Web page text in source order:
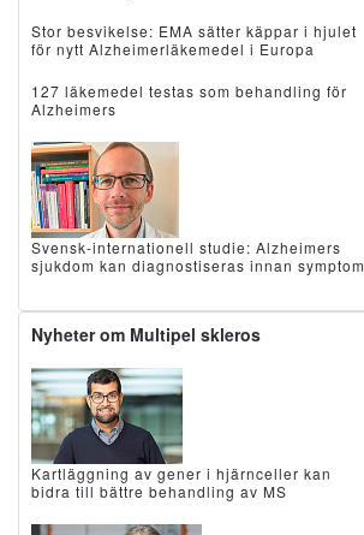
Stor besvikelse: EMA sätter käppar i hjulet
för nytt Alzheimerläkemedel i Europa
127 läkemedel testas som behandling för
Alzheimers
Svensk-internationell studie: Alzheimers
sjukdom kan diagnostiseras innan symptom
Nyheter om Multipel skleros
Kartläggning av gener i hjärnceller kan
bidra till bättre behandling av MS